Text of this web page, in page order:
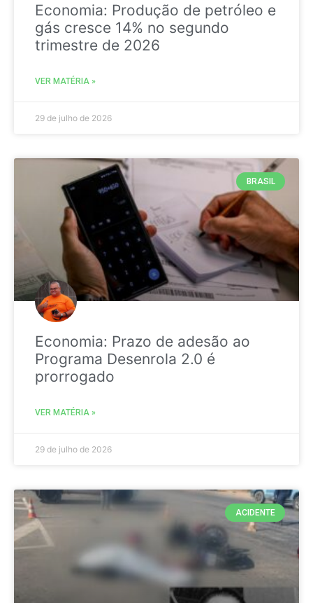
Economia: Produção de petróleo e
gás cresce 14% no segundo
trimestre de 2026
VER MATÉRIA »
29 de julho de 2026
BRASIL
Economia: Prazo de adesão ao
Programa Desenrola 2.0 é
prorrogado
VER MATÉRIA »
29 de julho de 2026
ACIDENTE